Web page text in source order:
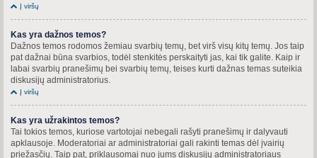
Į viršų
Kas yra dažnos temos?
Dažnos temos rodomos žemiau svarbių temų, bet virš visų kitų temų. Jos taip
pat dažnai būna svarbios, todėl stenkitės perskaityti jas, kai tik galite. Kaip ir
labai svarbių pranešimų bei svarbių temų, teises kurti dažnas temas suteikia
diskusijų administratorius.
Į viršų
Kas yra užrakintos temos?
Tai tokios temos, kuriose vartotojai nebegali rašyti pranešimų ir dalyvauti
apklausoje. Moderatoriai ar administratoriai gali rakinti temas dėl įvairių
priežasčių. Taip pat, priklausomai nuo jums diskusijų administratoriaus